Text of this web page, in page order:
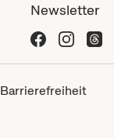
Newsletter
Barrierefreiheit